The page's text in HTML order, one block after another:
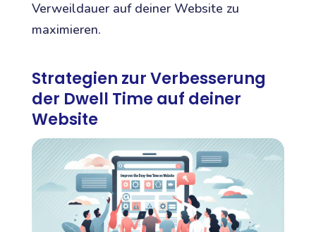
Verweildauer auf deiner Website zu
maximieren.
Strategien zur Verbesserung
der Dwell Time auf deiner
Website